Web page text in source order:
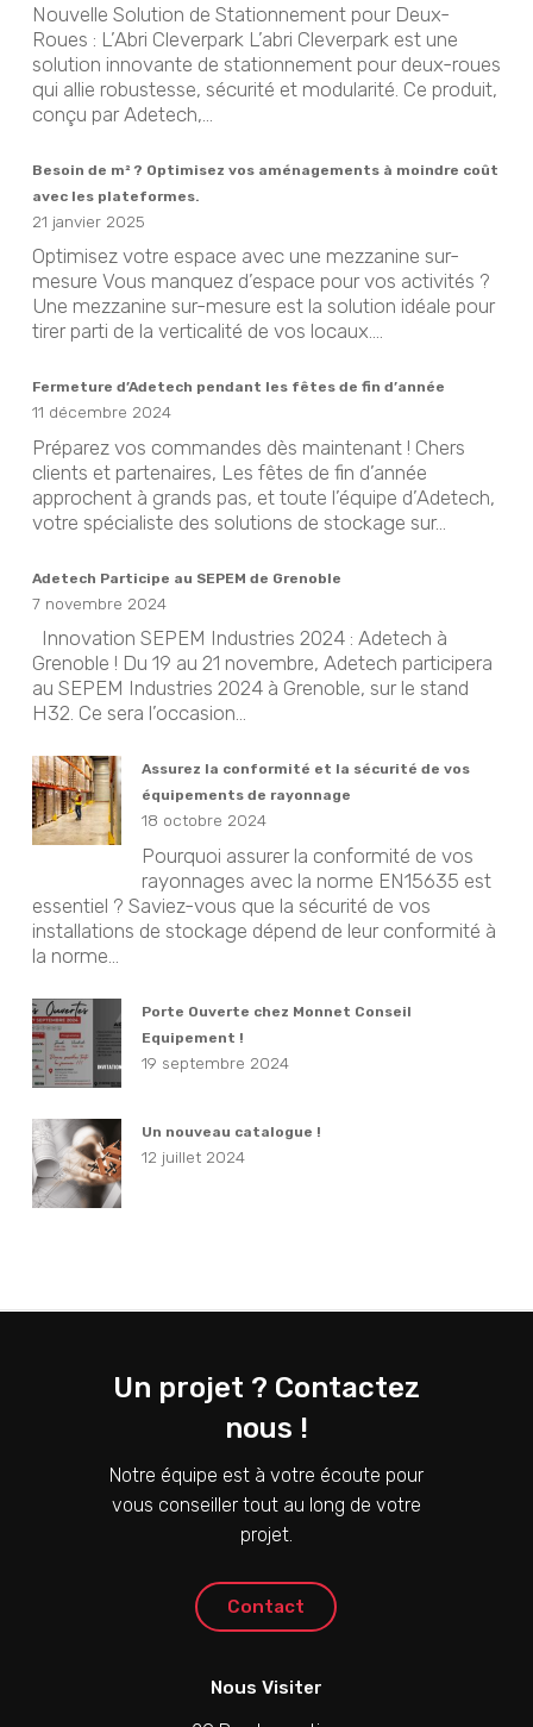
Nouvelle Solution de Stationnement pour Deux-
Roues : L’Abri Cleverpark L’abri Cleverpark est une
solution innovante de stationnement pour deux-roues
qui allie robustesse, sécurité et modularité. Ce produit,
conçu par Adetech,...
Besoin de m² ? Optimisez vos aménagements à moindre coût
avec les plateformes.
21 janvier 2025
Optimisez votre espace avec une mezzanine sur-
mesure Vous manquez d’espace pour vos activités ?
Une mezzanine sur-mesure est la solution idéale pour
tirer parti de la verticalité de vos locaux....
Fermeture d’Adetech pendant les fêtes de fin d’année
11 décembre 2024
Préparez vos commandes dès maintenant ! Chers
clients et partenaires, Les fêtes de fin d’année
approchent à grands pas, et toute l’équipe d’Adetech,
votre spécialiste des solutions de stockage sur...
Adetech Participe au SEPEM de Grenoble
7 novembre 2024
Innovation SEPEM Industries 2024 : Adetech à
Grenoble ! Du 19 au 21 novembre, Adetech participera
au SEPEM Industries 2024 à Grenoble, sur le stand
H32. Ce sera l’occasion...
Assurez la conformité et la sécurité de vos
équipements de rayonnage
18 octobre 2024
Pourquoi assurer la conformité de vos
rayonnages avec la norme EN15635 est
essentiel ? Saviez-vous que la sécurité de vos
installations de stockage dépend de leur conformité à
la norme...
Porte Ouverte chez Monnet Conseil
Equipement !
19 septembre 2024
Un nouveau catalogue !
12 juillet 2024
Un projet ? Contactez
nous !
Notre équipe est à votre écoute pour
vous conseiller tout au long de votre
projet.
Contact
Nous Visiter